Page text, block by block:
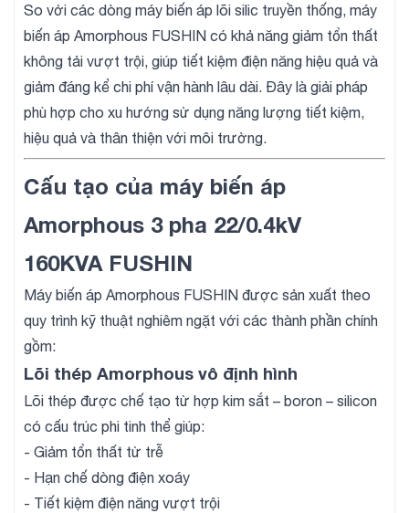
So với các dòng máy biến áp lõi silic truyền thống, máy
biến áp Amorphous FUSHIN có khả năng giảm tổn thất
không tải vượt trội, giúp tiết kiệm điện năng hiệu quả và
giảm đáng kể chi phí vận hành lâu dài. Đây là giải pháp
phù hợp cho xu hướng sử dụng năng lượng tiết kiệm,
hiệu quả và thân thiện với môi trường.
Cấu tạo của máy biến áp
Amorphous 3 pha 22/0.4kV
160KVA FUSHIN
Máy biến áp Amorphous FUSHIN được sản xuất theo
quy trình kỹ thuật nghiêm ngặt với các thành phần chính
gồm:
Lõi thép Amorphous vô định hình
Lõi thép được chế tạo từ hợp kim sắt – boron – silicon
có cấu trúc phi tinh thể giúp:
- Giảm tổn thất từ trễ
- Hạn chế dòng điện xoáy
- Tiết kiệm điện năng vượt trội